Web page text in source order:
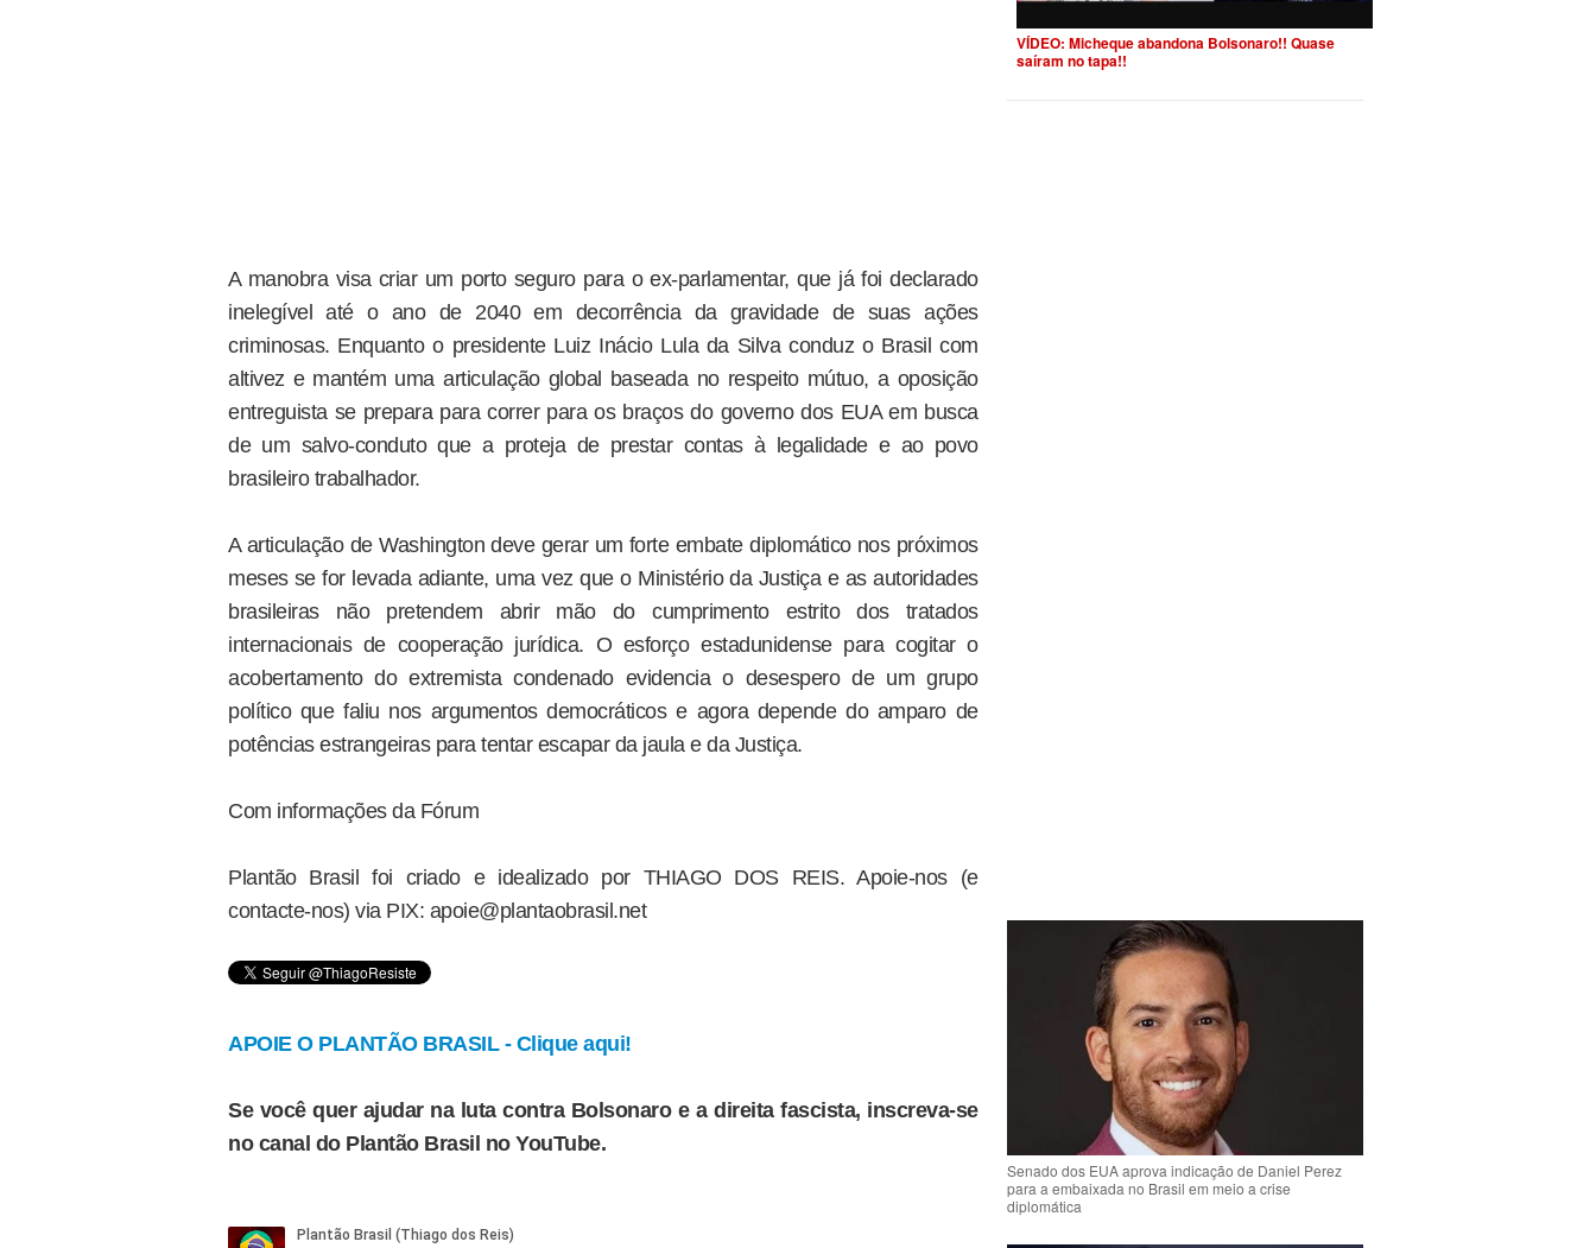
A manobra visa criar um porto seguro para o ex-parlamentar, que já foi declarado
inelegível até o ano de 2040 em decorrência da gravidade de suas ações
criminosas. Enquanto o presidente Luiz Inácio Lula da Silva conduz o Brasil com
altivez e mantém uma articulação global baseada no respeito mútuo, a oposição
entreguista se prepara para correr para os braços do governo dos EUA em busca
de um salvo-conduto que a proteja de prestar contas à legalidade e ao povo
brasileiro trabalhador.
A articulação de Washington deve gerar um forte embate diplomático nos próximos
meses se for levada adiante, uma vez que o Ministério da Justiça e as autoridades
brasileiras não pretendem abrir mão do cumprimento estrito dos tratados
internacionais de cooperação jurídica. O esforço estadunidense para cogitar o
acobertamento do extremista condenado evidencia o desespero de um grupo
político que faliu nos argumentos democráticos e agora depende do amparo de
potências estrangeiras para tentar escapar da jaula e da Justiça.
Com informações da Fórum
Plantão Brasil foi criado e idealizado por THIAGO DOS REIS. Apoie-nos (e
contacte-nos) via PIX: apoie@plantaobrasil.net
APOIE O PLANTÃO BRASIL - Clique aqui!
Se você quer ajudar na luta contra Bolsonaro e a direita fascista, inscreva-se
no canal do Plantão Brasil no YouTube.
VÍDEO: Micheque abandona Bolsonaro!! Quase
saíram no tapa!!
Senado dos EUA aprova indicação de Daniel Perez
para a embaixada no Brasil em meio a crise
diplomática